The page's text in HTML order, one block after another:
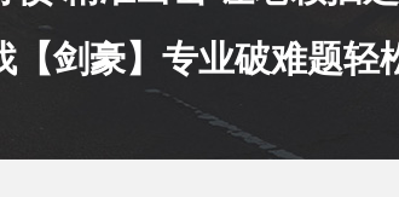
【剑豪】专业破难题轻